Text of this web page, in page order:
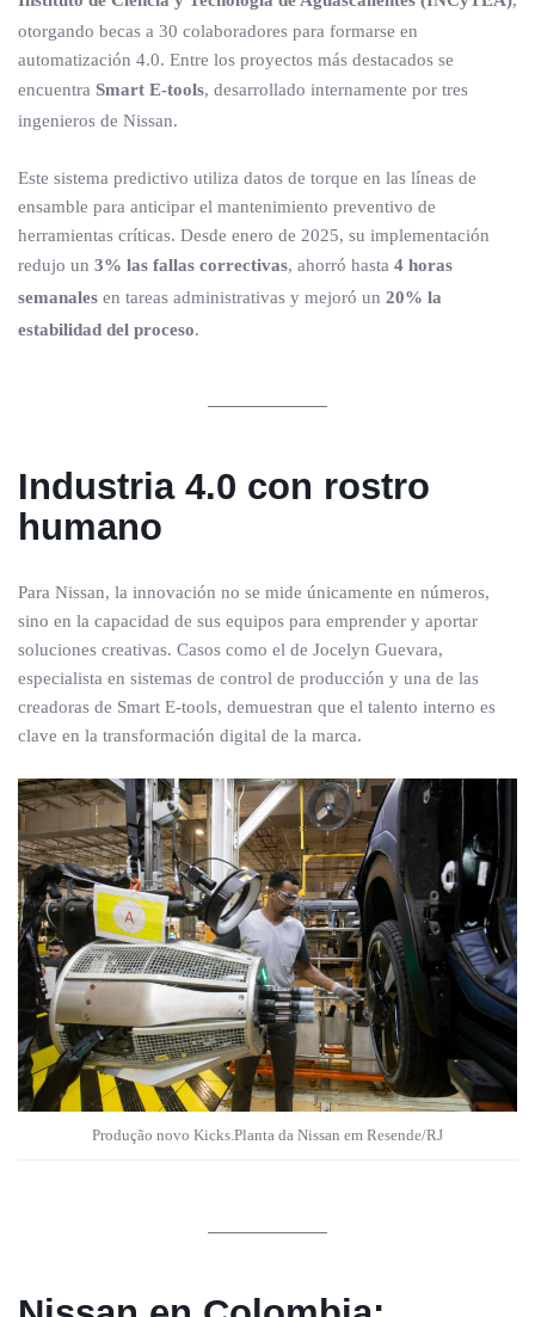
otorgando becas a 30 colaboradores para formarse en
automatización 4.0. Entre los proyectos más destacados se
encuentra Smart E-tools, desarrollado internamente por tres
ingenieros de Nissan.
Este sistema predictivo utiliza datos de torque en las líneas de
ensamble para anticipar el mantenimiento preventivo de
herramientas críticas. Desde enero de 2025, su implementación
redujo un 3% las fallas correctivas, ahorró hasta 4 horas
semanales en tareas administrativas y mejoró un 20% la
estabilidad del proceso.
Industria 4.0 con rostro
humano
Para Nissan, la innovación no se mide únicamente en números,
sino en la capacidad de sus equipos para emprender y aportar
soluciones creativas. Casos como el de Jocelyn Guevara,
especialista en sistemas de control de producción y una de las
creadoras de Smart E-tools, demuestran que el talento interno es
clave en la transformación digital de la marca.
Produção novo Kicks.Planta da Nissan em Resende/RJ